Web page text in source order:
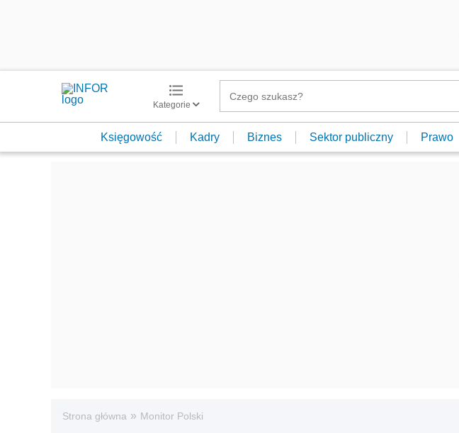
Kategorie
Księgowość Kadry Biznes Sektor publiczny Prawo
Strona główna » Monitor Polski